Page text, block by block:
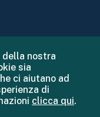
della nostra
sia
ci aiutano ad
di
clicca qui.